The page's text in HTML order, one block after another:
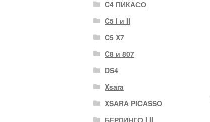
C4 ПИКАСО
C5 I и II
C5 X7
C8 и 807
DS4
Xsara
XSARA PICASSO
БЕРЛИНГО I II